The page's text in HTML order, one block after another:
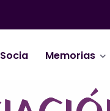
Socia Memorias